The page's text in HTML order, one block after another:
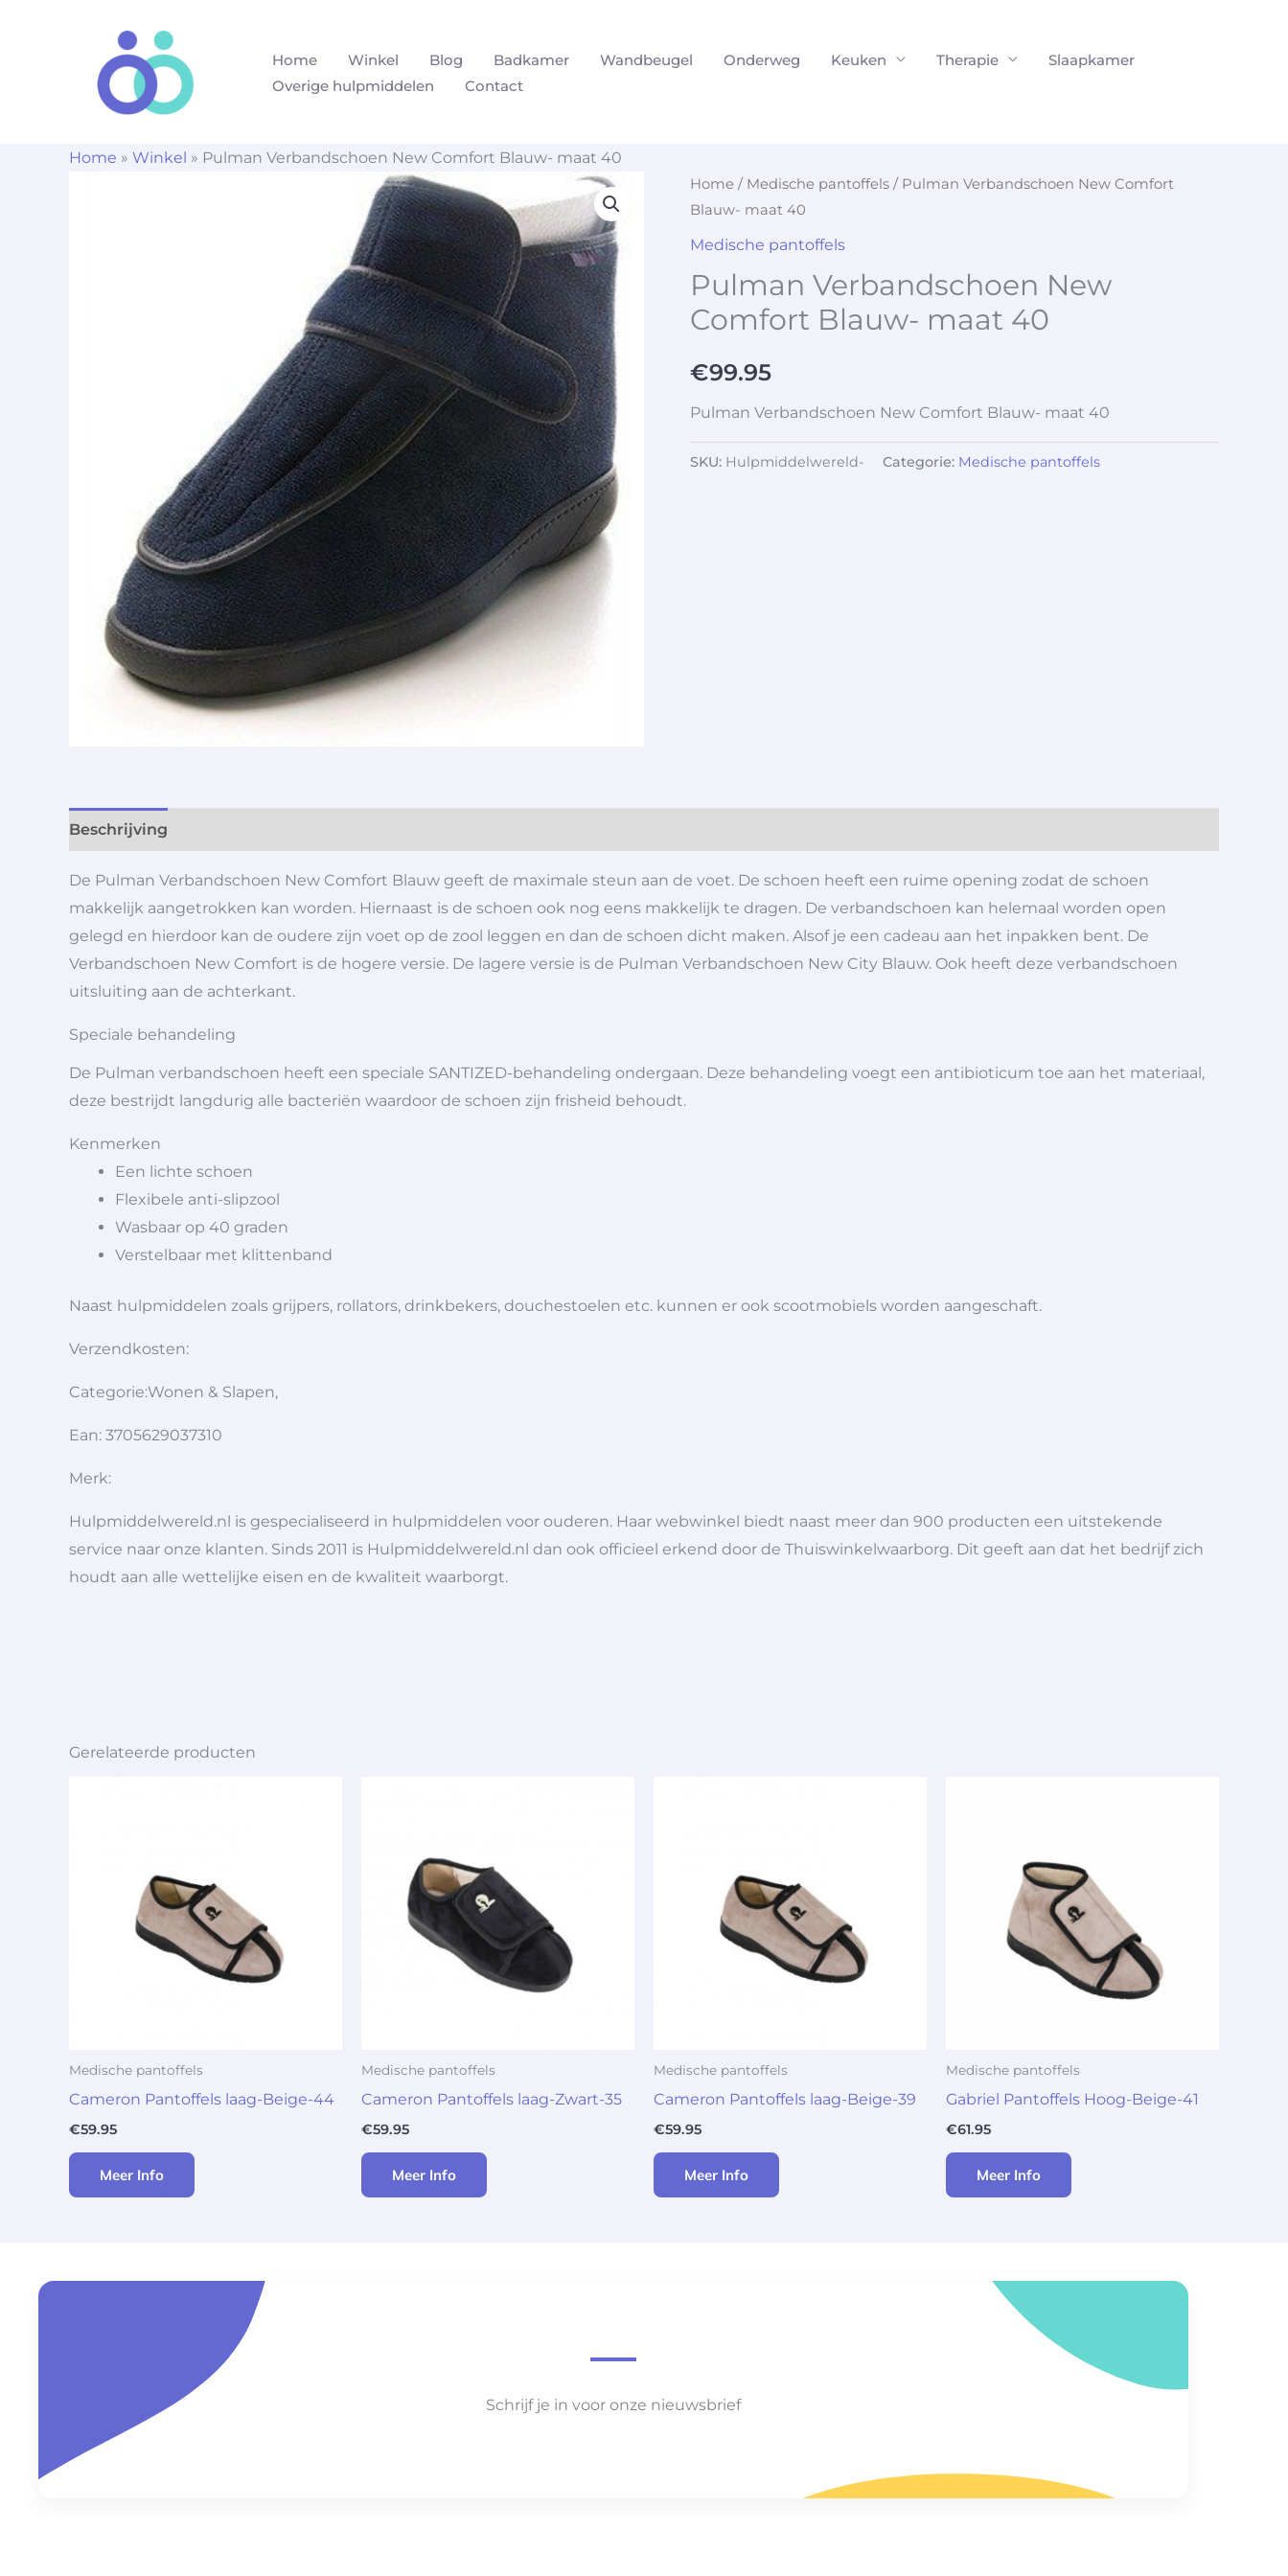
Home Winkel Blog Badkamer Wandbeugel Onderweg Keuken Therapie
Slaapkamer
Overige hulpmiddelen
Contact
Home » Winkel » Pulman Verbandschoen New Comfort Blauw- maat 40
Home / Medische pantoffels / Pulman Verbandschoen New Comfort
Blauw- maat 40
Medische pantoffels
Pulman Verbandschoen New
Comfort Blauw- maat 40
€99.95
Pulman Verbandschoen New Comfort Blauw- maat 40
SKU: Hulpmiddelwereld- Categorie: Medische pantoffels
Beschrijving
De Pulman Verbandschoen New Comfort Blauw geeft de maximale steun aan de voet. De schoen heeft een ruime opening zodat de schoen
makkelijk aangetrokken kan worden. Hiernaast is de schoen ook nog eens makkelijk te dragen. De verbandschoen kan helemaal worden open
gelegd en hierdoor kan de oudere zijn voet op de zool leggen en dan de schoen dicht maken. Alsof je een cadeau aan het inpakken bent. De
Verbandschoen New Comfort is de hogere versie. De lagere versie is de Pulman Verbandschoen New City Blauw. Ook heeft deze verbandschoen
uitsluiting aan de achterkant.
Speciale behandeling
De Pulman verbandschoen heeft een speciale SANTIZED-behandeling ondergaan. Deze behandeling voegt een antibioticum toe aan het materiaal,
deze bestrijdt langdurig alle bacteriën waardoor de schoen zijn frisheid behoudt.
Kenmerken
Een lichte schoen
Flexibele anti-slipzool
Wasbaar op 40 graden
Verstelbaar met klittenband
Naast hulpmiddelen zoals grijpers, rollators, drinkbekers, douchestoelen etc. kunnen er ook scootmobiels worden aangeschaft.
Verzendkosten:
Categorie:Wonen & Slapen,
Ean: 3705629037310
Merk:
Hulpmiddelwereld.nl is gespecialiseerd in hulpmiddelen voor ouderen. Haar webwinkel biedt naast meer dan 900 producten een uitstekende
service naar onze klanten. Sinds 2011 is Hulpmiddelwereld.nl dan ook officieel erkend door de Thuiswinkelwaarborg. Dit geeft aan dat het bedrijf zich
houdt aan alle wettelijke eisen en de kwaliteit waarborgt.
Gerelateerde producten
Medische pantoffels
Cameron Pantoffels laag-Beige-44
€59.95
Meer Info
Medische pantoffels
Cameron Pantoffels laag-Zwart-35
€59.95
Meer Info
Medische pantoffels
Cameron Pantoffels laag-Beige-39
€59.95
Meer Info
Medische pantoffels
Gabriel Pantoffels Hoog-Beige-41
€61.95
Meer Info
Schrijf je in voor onze nieuwsbrief